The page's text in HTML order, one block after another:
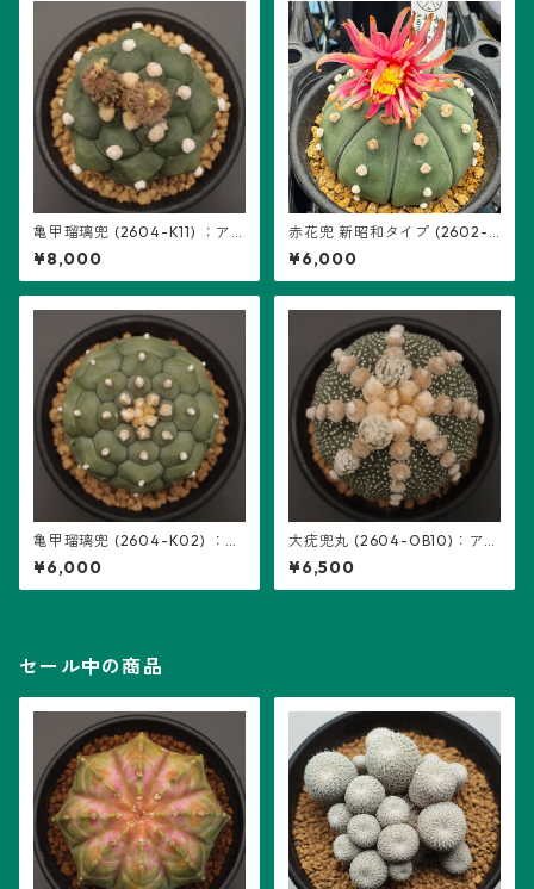
亀甲瑠璃兜 (2604-K11) ：ア
ストロフィツム属 ※実生
¥8,000
赤花兜 新昭和タイプ (2602-A
04)：アストロフィツム属 ※
実生
¥6,000
亀甲瑠璃兜 (2604-K02) ：ア
ストロフィツム属 ※実生
¥6,000
大疣兜丸 (2604-OB10)：アス
トロフィツム属 ※実生
¥6,500
セール中の商品